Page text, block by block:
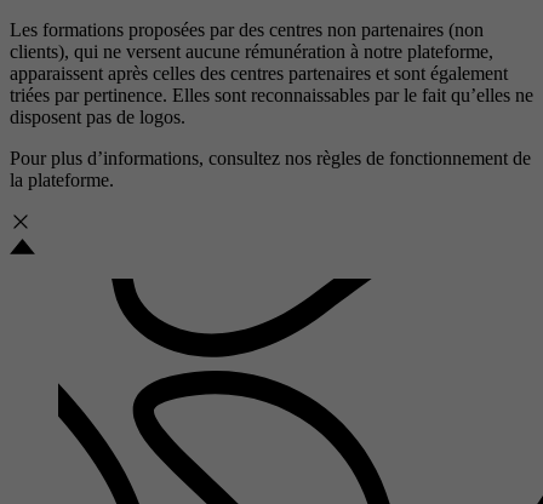
Les formations proposées par des centres non partenaires (non
clients), qui ne versent aucune rémunération à notre plateforme,
apparaissent après celles des centres partenaires et sont également
triées par pertinence. Elles sont reconnaissables par le fait qu’elles ne
disposent pas de logos.
Pour plus d’informations, consultez nos règles de fonctionnement de
la plateforme.